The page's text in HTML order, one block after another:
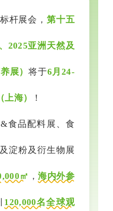
杆展会， 第十五
2025亚洲天然及
展）将于6月24-
上海） ！
食品配料展、食
淀粉及衍生物展
㎡ ，海内外参
120,000名全球观